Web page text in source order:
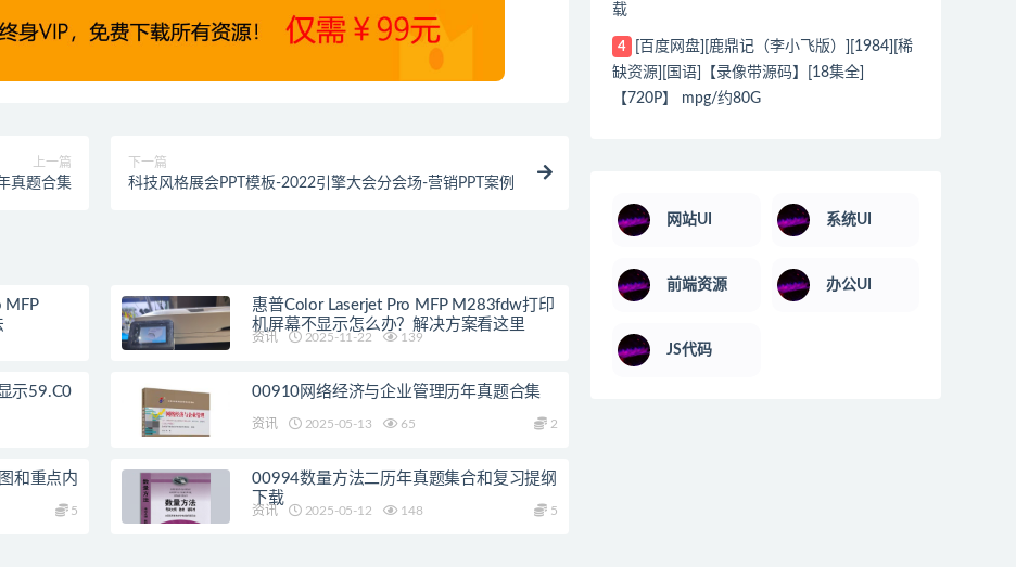
上一篇
真题合集
下一篇
科技风格展会PPT模板-2022引擎大会分会场-营销PPT案例
MFP
惠普Color Laserjet Pro MFP M283fdw打印
机屏幕不显示怎么办？解决方案看这里
资讯 2025-11-22 139
示59.C0
00910网络经济与企业管理历年真题合集
资讯 2025-05-13 65 2
和重点内
5
00994数量方法二历年真题集合和复习提纲
下载
资讯 2025-05-12 148 5
载
4
[百度网盘][鹿鼎记（李小飞版）][1984][稀
缺资源][国语]【录像带源码】[18集全]
【720P】 mpg/约80G
网站UI 系统UI
前端资源 办公UI
JS代码